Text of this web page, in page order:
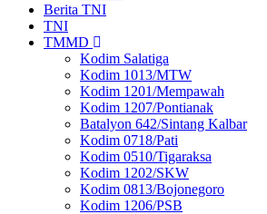
Berita TNI
TNI
TMMD
Kodim Salatiga
Kodim 1013/MTW
Kodim 1201/Mempawah
Kodim 1207/Pontianak
Batalyon 642/Sintang Kalbar
Kodim 0718/Pati
Kodim 0510/Tigaraksa
Kodim 1202/SKW
Kodim 0813/Bojonegoro
Kodim 1206/PSB